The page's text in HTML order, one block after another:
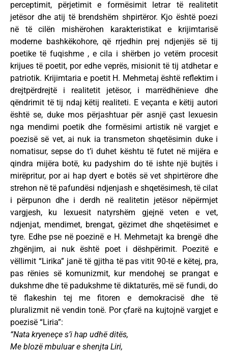
perceptimit, përjetimit e formësimit letrar të realitetit
jetësor dhe atij të brendshëm shpirtëror. Kjo është poezi
në të cilën mishërohen karakteristikat e krijimtarisë
moderne bashkëkohore, që rrjedhin prej ndjenjës së tij
poetike të fuqishme , e cila i shërben jo vetëm procesit
krijues të poetit, por edhe veprës, misionit të tij atdhetar e
patriotik. Krijimtaria e poetit H. Mehmetaj është reflektim i
drejtpërdrejtë i realitetit jetësor, i marrëdhënieve dhe
qëndrimit të tij ndaj këtij realiteti. E veçanta e këtij autori
është se, duke mos përjashtuar për asnjë çast lexuesin
nga mendimi poetik dhe formësimi artistik në vargjet e
poezisë së vet, ai nuk ia transmeton shqetësimin duke i
nomatisur, sepse do t’i duhet kështu të futet në mijëra e
qindra mijëra botë, ku padyshim do të ishte një bujtës i
mirëpritur, por ai hap dyert e botës së vet shpirtërore dhe
strehon në të pafundësi ndjenjash e shqetësimesh, të cilat
i përpunon dhe i derdh në realitetin jetësor nëpërmjet
vargjesh, ku lexuesit natyrshëm gjejnë veten e vet,
ndjenjat, mendimet, brengat, gëzimet dhe shqetësimet e
tyre. Edhe pse në poezinë e H. Mehmetajt ka brengë dhe
zhgënjim, ai nuk është poet i dëshpërimit. Poezitë e
vëllimit “Lirika” janë të gjitha të pas vitit 90-të e këtej, pra,
pas rënies së komunizmit, kur mendohej se prangat e
dukshme dhe të padukshme të diktaturës, më së fundi, do
të flakeshin tej me fitoren e demokracisë dhe të
pluralizmit në vendin tonë. Por çfarë na kujtojnë vargjet e
poezisë “Liria”:
“Nata kryeneçe s’i hap udhë ditës,
Me blozë mbuluar e shenjta Liri,